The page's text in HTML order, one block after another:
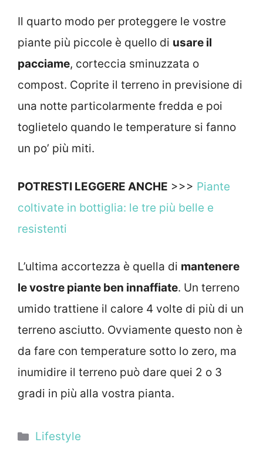
Il quarto modo per proteggere le vostre
piante più piccole è quello di usare il
pacciame, corteccia sminuzzata o
compost. Coprite il terreno in previsione di
una notte particolarmente fredda e poi
toglietelo quando le temperature si fanno
un po’ più miti.
POTRESTI LEGGERE ANCHE >>> Piante
coltivate in bottiglia: le tre più belle e
resistenti
L’ultima accortezza è quella di mantenere
le vostre piante ben innaffiate. Un terreno
umido trattiene il calore 4 volte di più di un
terreno asciutto. Ovviamente questo non è
da fare con temperature sotto lo zero, ma
inumidire il terreno può dare quei 2 o 3
gradi in più alla vostra pianta.
Categorie
Lifestyle